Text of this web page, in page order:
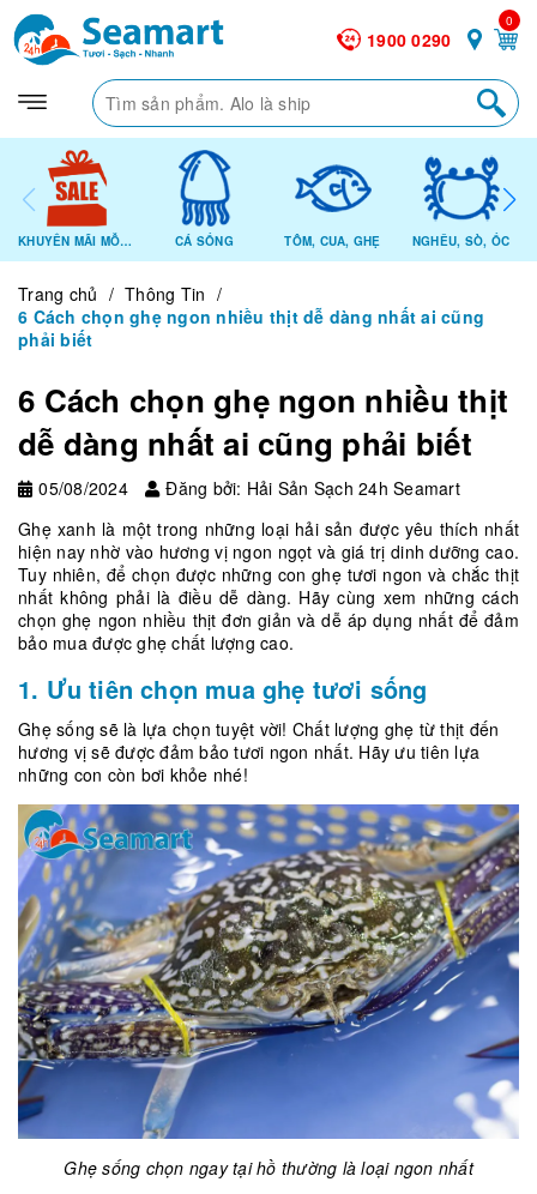
1900 0290
0
KHUYẾN MÃI MỖI NGÀY CÁ SỐNG TÔM, CUA, GHẸ NGHÊU, SÒ, ỐC
Trang chủ / Thông Tin /
6 Cách chọn ghẹ ngon nhiều thịt dễ dàng nhất ai cũng
phải biết
6 Cách chọn ghẹ ngon nhiều thịt
dễ dàng nhất ai cũng phải biết
05/08/2024
Đăng bởi: Hải Sản Sạch 24h Seamart
Ghẹ xanh là một trong những loại hải sản được yêu thích nhất
hiện nay nhờ vào hương vị ngon ngọt và giá trị dinh dưỡng cao.
Tuy nhiên, để chọn được những con ghẹ tươi ngon và chắc thịt
nhất không phải là điều dễ dàng. Hãy cùng xem những cách
chọn ghẹ ngon nhiều thịt đơn giản và dễ áp dụng nhất để đảm
bảo mua được ghẹ chất lượng cao.
1. Ưu tiên chọn mua ghẹ tươi sống
Ghẹ sống sẽ là lựa chọn tuyệt vời! Chất lượng ghẹ từ thịt đến
hương vị sẽ được đảm bảo tươi ngon nhất. Hãy ưu tiên lựa
những con còn bơi khỏe nhé!
Ghẹ sống chọn ngay tại hồ thường là loại ngon nhất